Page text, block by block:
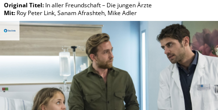
Original Titel: In aller Freundschaft – Die jungen Ärzte
Mit: Roy Peter Link,Sanam Afrashteh, Mike Adler